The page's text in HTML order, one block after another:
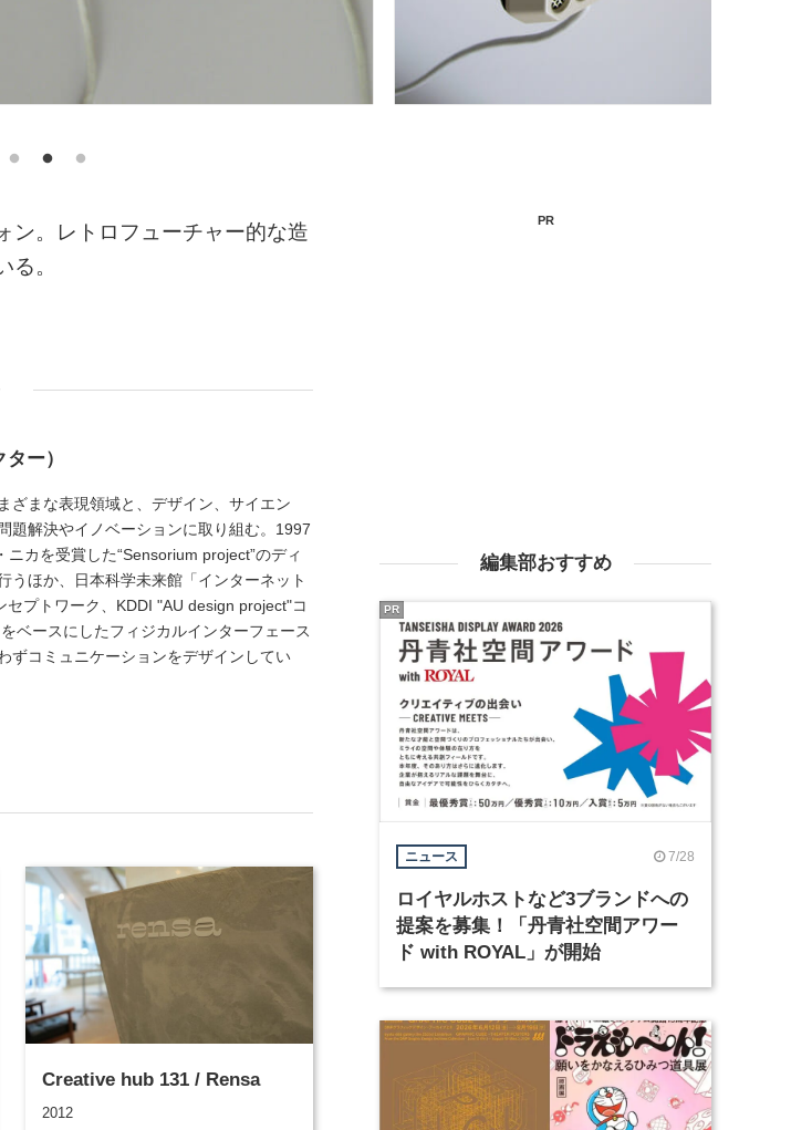
ン。レトロフューチャー的な造
。
ー）
ざまな表現領域と、デザイン、サイエン
題解決やイノベーションに取り組む。1997
カを受賞した“Sensorium project”のディ
うほか、日本科学未来館「インターネット
プトワーク、KDDI "AU design project"コ
ベースにしたフィジカルインターフェース
ずコミュニケーションをデザインしてい
Creative hub 131 / Rensa
2012
PR
編集部おすすめ
ニュース 7/28
ロイヤルホストなど3ブランドへの
提案を募集！「丹青社空間アワー
ド with ROYAL」が開始
PR